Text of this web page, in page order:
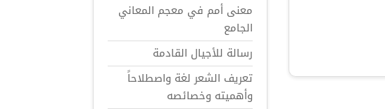
معنى أمم في معجم المعاني
الجامع
رسالة للأجيال القادمة
تعريف الشعر لغة واصطلاحاً
وأهميته وخصائصه